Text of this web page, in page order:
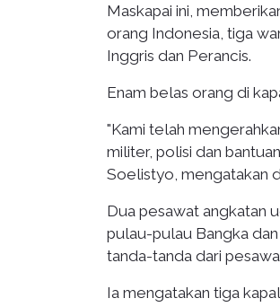
Maskapai ini,
orang Indonesia, tiga
Inggris dan Perancis.
Enam belas orang di
"Kami telah
militer, polisi dan
Soelistyo, mengatakan
Dua pesawat angkatan
pulau-pulau Bangka
tanda-tanda dari
Ia mengatakan tiga